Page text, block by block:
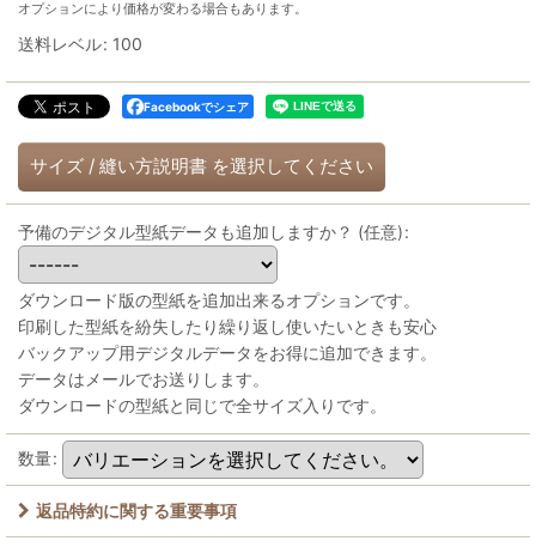
オプションにより価格が変わる場合もあります。
送料レベル: 100
Facebookでシェア
サイズ / 縫い方説明書 を選択してください
予備のデジタル型紙データも追加しますか？ (任意):
ダウンロード版の型紙を追加出来るオプションです。
印刷した型紙を紛失したり繰り返し使いたいときも安心
バックアップ用デジタルデータをお得に追加できます。
データはメールでお送りします。
ダウンロードの型紙と同じで全サイズ入りです。
数量:
返品特約に関する重要事項